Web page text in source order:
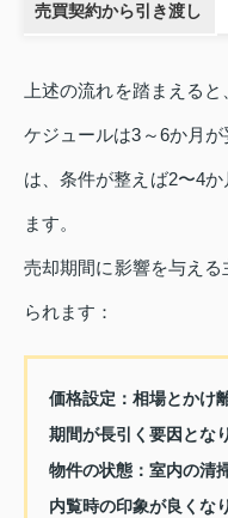
売買契約から引き渡し
上述の流れを踏まえる
ケジュールは3～6か月
は、条件が整えば2〜4
ます。
売却期間に影響を与え
られます：
価格設定：相場とかけ
期間が長引く要因とな
物件の状態：室内の清
内覧時の印象が良くな